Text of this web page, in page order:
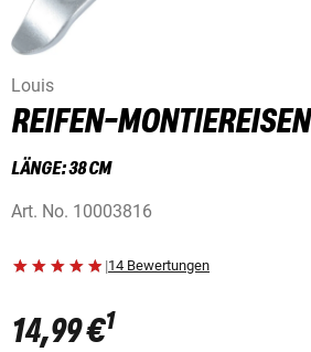
Louis
REIFEN-MONTIEREISEN
LÄNGE: 38 CM
Art. No. 10003816
|14 Bewertungen
14,99 €1